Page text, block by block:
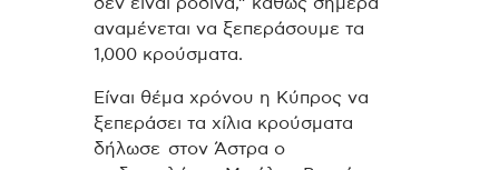
αναμένεται να ξεπεράσουμε τα
1,000 κρούσματα.
Είναι θέμα χρόνου η Κύπρος να
ξεπεράσει τα χίλια κρούσματα
δήλωσε στον Άστρα ο